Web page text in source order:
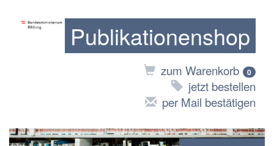
Publikationenshop
zum Warenkorb 0
jetzt bestellen
per Mail bestätigen